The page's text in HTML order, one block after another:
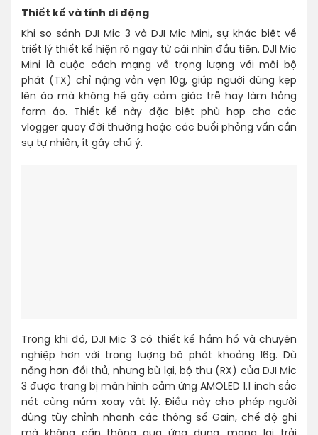
Thiết kế và tính di động
Khi so sánh DJI Mic 3 và DJI Mic Mini, sự khác biệt về
triết lý thiết kế hiện rõ ngay từ cái nhìn đầu tiên. DJI Mic
Mini là cuộc cách mạng về trọng lượng với mỗi bộ
phát (TX) chỉ nặng vỏn vẹn 10g, giúp người dùng kẹp
lên áo mà không hề gây cảm giác trễ hay làm hỏng
form áo. Thiết kế này đặc biệt phù hợp cho các
vlogger quay đời thường hoặc các buổi phỏng vấn cần
sự tự nhiên, ít gây chú ý.
Trong khi đó, DJI Mic 3 có thiết kế hầm hố và chuyên
nghiệp hơn với trọng lượng bộ phát khoảng 16g. Dù
nặng hơn đối thủ, nhưng bù lại, bộ thu (RX) của DJI Mic
3 được trang bị màn hình cảm ứng AMOLED 1.1 inch sắc
nét cùng núm xoay vật lý. Điều này cho phép người
dùng tùy chỉnh nhanh các thông số Gain, chế độ ghi